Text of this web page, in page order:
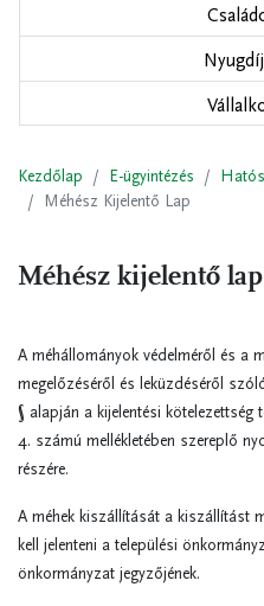
Kezdőlap E-ügyintézés
Méhész Kijelentő Lap
Méhész kijelentő lap
A méhállományok védelméről és a
megelőzéséről és leküzdéséről
§ alapján a kijelentési kötelezettség
4. számú mellékletében szereplő
részére.
A méhek kiszállítását a kiszállítást
kell jelenteni a települési
önkormányzat jegyzőjének.